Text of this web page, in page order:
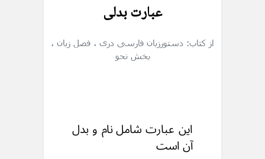
عبارت بدلی
از کتاب: دستورزبان فارسی دری ، فصل زبان ،
بخش نحو
این عبارت شامل نام و بدل
آن است